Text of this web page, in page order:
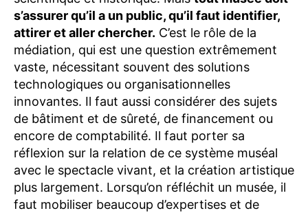
s’assurer qu’il a un public, qu’il faut identifier,
attirer et aller chercher. C’est le rôle de la
médiation, qui est une question extrêmement
vaste, nécessitant souvent des solutions
technologiques ou organisationnelles
innovantes. Il faut aussi considérer des sujets
de bâtiment et de sûreté, de financement ou
encore de comptabilité. Il faut porter sa
réflexion sur la relation de ce système muséal
avec le spectacle vivant, et la création artistique
plus largement. Lorsqu’on réfléchit un musée, il
faut mobiliser beaucoup d’expertises et de